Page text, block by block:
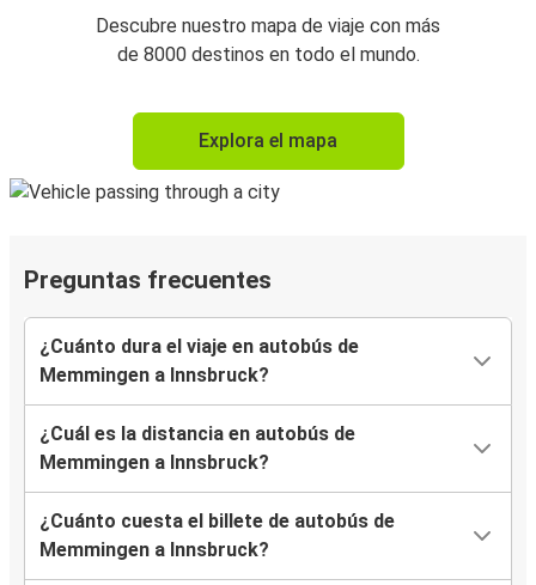
Descubre nuestro mapa de viaje con más
de 8000 destinos en todo el mundo.
Explora el mapa
Preguntas frecuentes
¿Cuánto dura el viaje en autobús de
Memmingen a Innsbruck?
¿Cuál es la distancia en autobús de
Memmingen a Innsbruck?
¿Cuánto cuesta el billete de autobús de
Memmingen a Innsbruck?